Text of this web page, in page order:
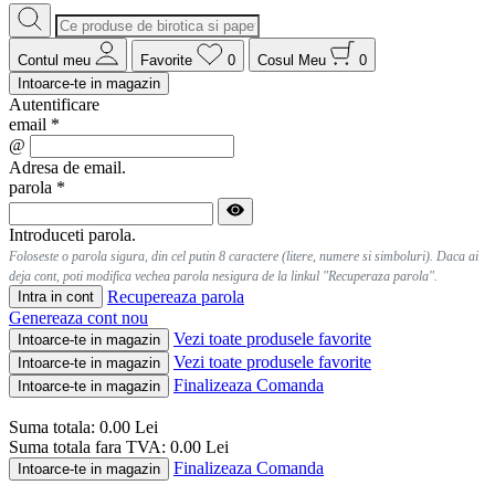
Contul meu Favorite 0 Cosul Meu
0
Intoarce-te in magazin
Autentificare
email *
@
Adresa de email.
parola *
Introduceti parola.
Foloseste o parola sigura, din cel putin 8 caractere (litere, numere si simboluri). Daca ai
deja cont, poti modifica vechea parola nesigura de la linkul "Recuperaza parola".
Intra in cont
Recupereaza parola
Genereaza cont nou
Intoarce-te in magazin Vezi toate produsele favorite
Intoarce-te in magazin Vezi toate produsele favorite
Intoarce-te in magazin Finalizeaza Comanda
Suma totala: 0.00 Lei
Suma totala fara TVA: 0.00 Lei
Intoarce-te in magazin Finalizeaza Comanda